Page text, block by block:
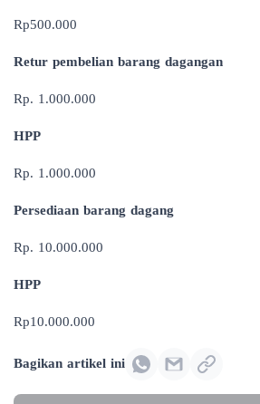
Rp500.000
Retur pembelian barang dagangan
Rp. 1.000.000
HPP
Rp. 1.000.000
Persediaan barang dagang
Rp. 10.000.000
HPP
Rp10.000.000
Bagikan artikel ini